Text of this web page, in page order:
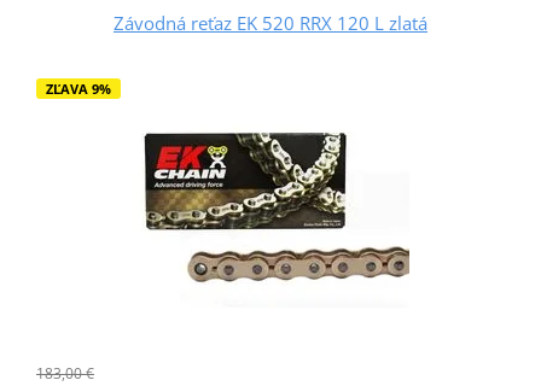
Závodná reťaz EK 520 RRX 120 L zlatá
ZĽAVA 9%
183,00 €